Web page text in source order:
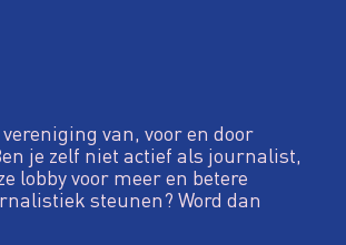
vereniging van, voor en door
je zelf niet actief als journalist,
lobby voor meer en betere
steunen? Word dan